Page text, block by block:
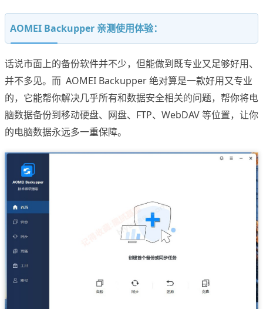
AOMEI Backupper 亲测使用体验：
话说市面上的备份软件并不少，但能做到既专业又足够好用、
并不多见。而 AOMEI Backupper 绝对算是一款好用又专业
的，它能帮你解决几乎所有和数据安全相关的问题，帮你将电
脑数据备份到移动硬盘、网盘、FTP、WebDAV 等位置，让你
的电脑数据永远多一重保障。